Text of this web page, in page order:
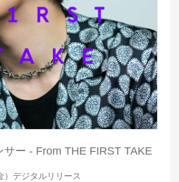
サー - From THE FIRST TAKE
デジタルリリース